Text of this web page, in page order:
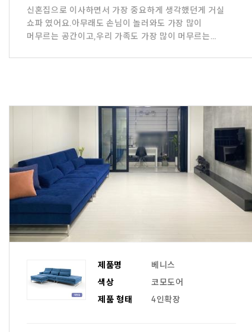
신혼집으로 이사하면서 가장 중요하게 생각했던게 거실
쇼파 였어요.아무래도 손님이 놀러와도 가장 많이
머무르는 공간이고,우리 가족도 가장 많이 머무르는
제품명
베니스
색상
코모도어
제품 형태
4인확장